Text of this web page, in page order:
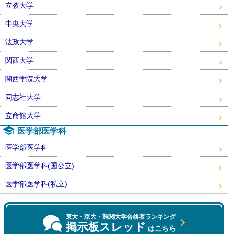
立教大学
中央大学
法政大学
関西大学
関西学院大学
同志社大学
立命館大学
医学部医学科
医学部医学科
医学部医学科(国公立)
医学部医学科(私立)
東大・京大・難関大学合格者ランキング
掲示板スレッド はこちら